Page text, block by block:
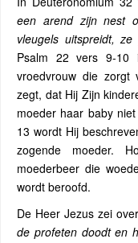
een arend zijn nest
vleugels uitspreidt,
Psalm 22 vers 9-
vroedvrouw die
zegt, dat Hij Zijn
moeder haar baby
13 wordt Hij
zogende moeder.
moederbeer die
wordt beroofd.
De Heer Jezus zei
de profeten doodt en